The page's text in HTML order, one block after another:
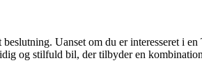
Uanset om du er interesseret i
og stilfuld bil, der tilbyder en